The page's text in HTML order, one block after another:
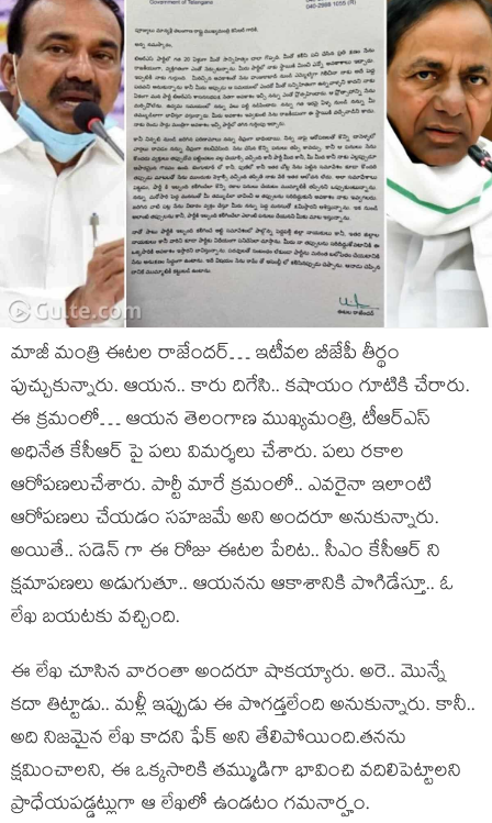
మాజీ మంత్రి ఈటల రాజేందర్… ఇటీవల బీజేపీ తీర్థం
పుచ్చుకున్నారు. ఆయన.. కారు దిగేసి.. కషాయం గూటికి చేరారు.
ఈ క్రమంలో… ఆయన తెలంగాణ ముఖ్యమంత్రి, టీఆర్ఎస్
అధినేత కేసీఆర్ పై పలు విమర్శలు చేశారు. పలు రకాల
ఆరోపణలుచేశారు. పార్టీ మారే క్రమంలో.. ఎవరైనా ఇలాంటి
ఆరోపణలు చేయడం సహజమే అని అందరూ అనుకున్నారు.
అయితే.. సడెన్ గా ఈ రోజు ఈటల పేరిట.. సీఎం కేసీఆర్ ని
క్షమాపణలు అడుగుతూ.. ఆయనను ఆకాశానికి పొగిడేస్తూ.. ఓ
లేఖ బయటకు వచ్చింది.
ఈ లేఖ చూసిన వారంతా అందరూ షాకయ్యారు. అరె.. మొన్నే
కదా తిట్టాడు.. మళ్లీ ఇప్పుడు ఈ పొగడ్తలేంది అనుకున్నారు. కానీ..
అది నిజమైన లేఖ కాదని ఫేక్ అని తేలిపోయింది.త‌న‌ను
క్ష‌మించాల‌ని, ఈ ఒక్క‌సారికి త‌మ్ముడిగా భావించి వ‌దిలిపెట్టాల‌ని
ప్రాధేయ‌ప‌డ్డ‌ట్లుగా ఆ లేఖలో ఉండటం గమనార్హం.